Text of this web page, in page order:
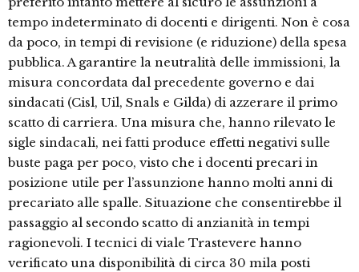
tempo indeterminato di docenti e dirigenti. Non è cosa
da poco, in tempi di revisione (e riduzione) della spesa
pubblica. A garantire la neutralità delle immissioni, la
misura concordata dal precedente governo e dai
sindacati (Cisl, Uil, Snals e Gilda) di azzerare il primo
scatto di carriera. Una misura che, hanno rilevato le
sigle sindacali, nei fatti produce effetti negativi sulle
buste paga per poco, visto che i docenti precari in
posizione utile per l’assunzione hanno molti anni di
precariato alle spalle. Situazione che consentirebbe il
passaggio al secondo scatto di anzianità in tempi
ragionevoli. I tecnici di viale Trastevere hanno
verificato una disponibilità di circa 30 mila posti